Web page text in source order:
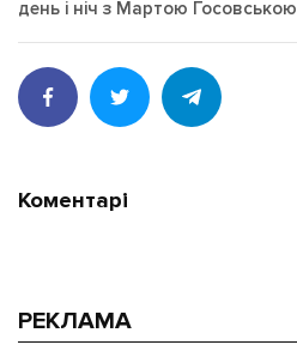
день і ніч з Мартою Госовською
Коментарі
РЕКЛАМА